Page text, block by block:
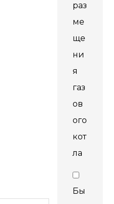
раз
ме
ще
ни
я
газ
ов
ого
кот
ла
Бы